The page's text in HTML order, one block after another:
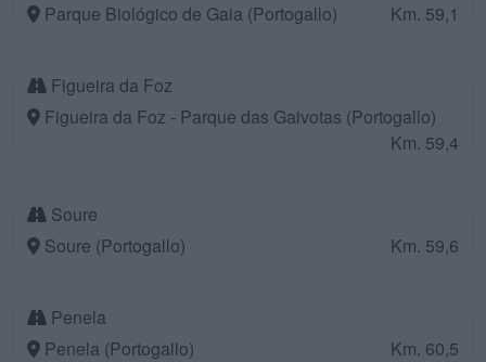
Parque Biológico de Gaia (Portogallo)
Km. 59,1
Figueira da Foz
Figueira da Foz - Parque das Gaivotas (Portogallo)
Km. 59,4
Soure
Soure (Portogallo)
Km. 59,6
Penela
Penela (Portogallo)
Km. 60,5